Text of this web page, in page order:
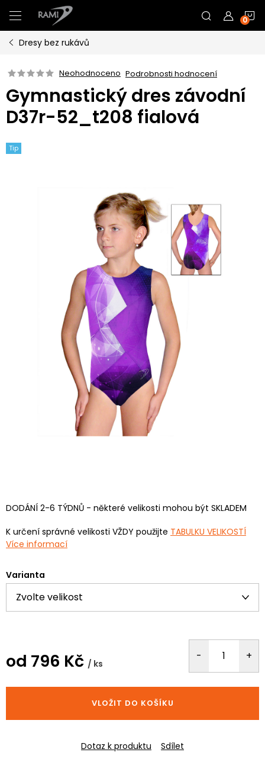
na
obsah
Dresy bez rukávů
Neohodnoceno Podrobnosti hodnocení
Gymnastický dres závodní
D37r-52_t208 fialová
Tip
DODÁNÍ 2-6 TÝDNŮ - některé velikosti mohou být SKLADEM
K určení správné velikosti VŽDY použijte TABULKU VELIKOSTÍ
Více informací
Varianta
od 796 Kč / ks
cena:
VLOŽIT DO KOŠÍKU
Dotaz k produktu Sdílet